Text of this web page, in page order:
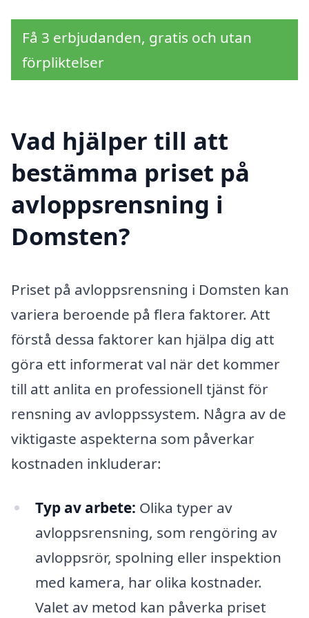
Få 3 erbjudanden, gratis och utan
förpliktelser
Vad hjälper till att
bestämma priset på
avloppsrensning i
Domsten?
Priset på avloppsrensning i Domsten kan
variera beroende på flera faktorer. Att
förstå dessa faktorer kan hjälpa dig att
göra ett informerat val när det kommer
till att anlita en professionell tjänst för
rensning av avloppssystem. Några av de
viktigaste aspekterna som påverkar
kostnaden inkluderar:
Typ av arbete: Olika typer av
avloppsrensning, som rengöring av
avloppsrör, spolning eller inspektion
med kamera, har olika kostnader.
Valet av metod kan påverka priset